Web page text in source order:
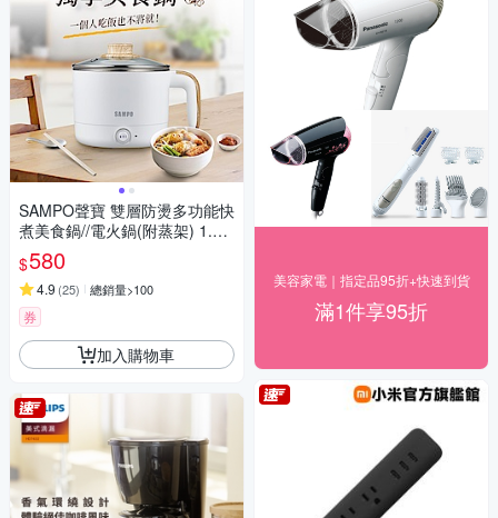
SAMPO聲寶 雙層防燙多功能快
煮美食鍋//電火鍋(附蒸架) 1.2L
KQ-CA12D
$580
4.9 (25) 總銷量>100
券
加入購物車
美容家電｜指定品95折+快速到貨
滿1件享95折